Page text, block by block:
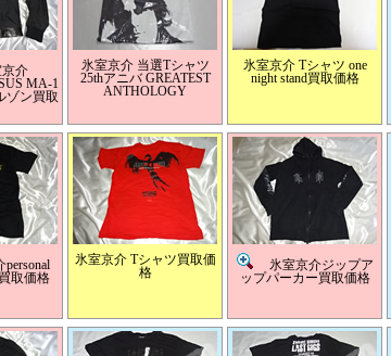
介
MA-1
ゾン買取
氷室京介 当選Tシャツ
25thアニバ GREATEST
ANTHOLOGY
氷室京介 Tシャツ one
night stand買取価格
取価格
氷室京介 Tシャツ買取価
格
氷室京介ジップア
ップパーカー買取価格